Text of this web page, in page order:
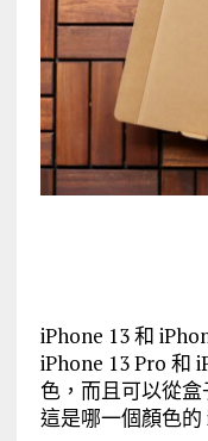
iPhone 13 和
iPhone 13 Pro 和
色，而且可以從
這是哪一個顏色的